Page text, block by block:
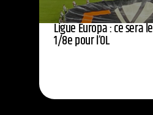
Ligue Europa : ce sera
1/8e pour l’OL